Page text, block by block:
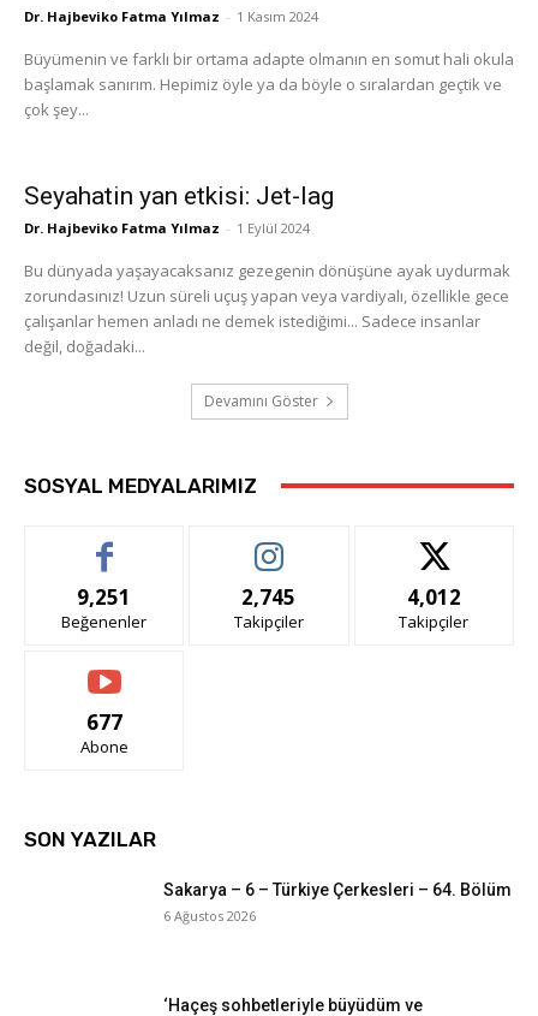
Dr. Hajbeviko Fatma Yılmaz - 1 Kasım 2024
Büyümenin ve farklı bir ortama adapte olmanın en somut hali okula
başlamak sanırım. Hepimiz öyle ya da böyle o sıralardan geçtik ve
çok şey...
Seyahatin yan etkisi: Jet-lag
Dr. Hajbeviko Fatma Yılmaz - 1 Eylül 2024
Bu dünyada yaşayacaksanız gezegenin dönüşüne ayak uydurmak
zorundasınız! Uzun süreli uçuş yapan veya vardiyalı, özellikle gece
çalışanlar hemen anladı ne demek istediğimi... Sadece insanlar
değil, doğadaki...
Devamını Göster
SOSYAL MEDYALARIMIZ
9,251
Beğenenler
2,745
Takipçiler
4,012
Takipçiler
677
Abone
SON YAZILAR
Sakarya – 6 – Türkiye Çerkesleri – 64. Bölüm
6 Ağustos 2026
‘Haçeş sohbetleriyle büyüdüm ve